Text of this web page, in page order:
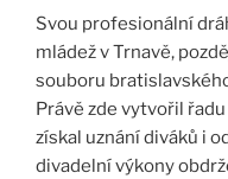
Svou profesionální
mládež v Trnavě,
souboru
Právě zde vytvořil
získal uznání diváků i
divadelní výkony